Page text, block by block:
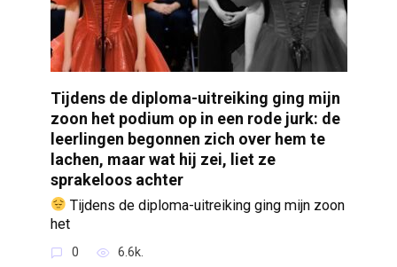
Tijdens de diploma-uitreiking ging mijn
zoon het podium op in een rode jurk: de
leerlingen begonnen zich over hem te
lachen, maar wat hij zei, liet ze
sprakeloos achter
Tijdens de diploma-uitreiking ging mijn zoon
het
0 6.6k.